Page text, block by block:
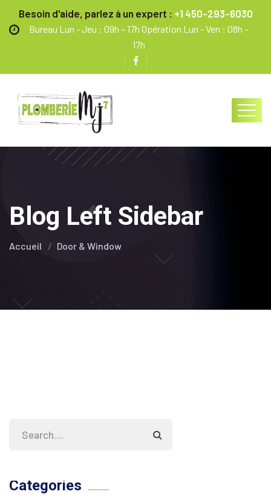
Besoin d'aide, parlez à un expert : +1 450-293-6030
Bureau Lun - Jeu : 09h – 17h Opération Lun - Ven : 08h –
17h
Blog Left Sidebar
Accueil Door & Window
Categories